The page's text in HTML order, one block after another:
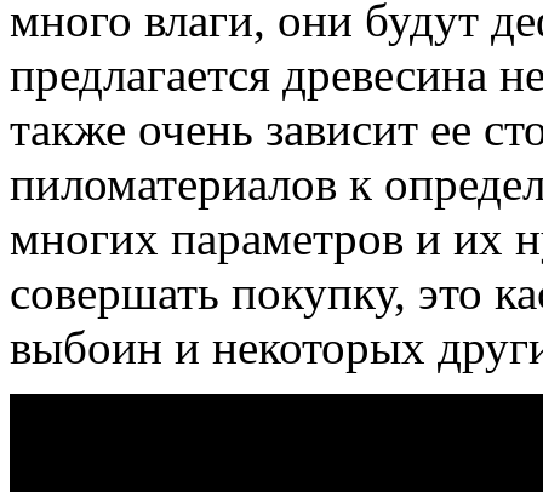
много влаги, они будут
предлагается древесина
также очень зависит ее
пиломатериалов к
многих параметров и их
совершать покупку, это
выбоин и некоторых